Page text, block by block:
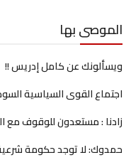
الموصى بها
ويسألونك عن كامل إدريس !!
اجتماع القوى السياسية
زادنا : مستعدون للوقوف مع
حمدوك: لا توجد حكومة